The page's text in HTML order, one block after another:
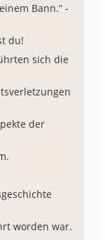
Bann.“ -
du!
sich die
der
worden war.